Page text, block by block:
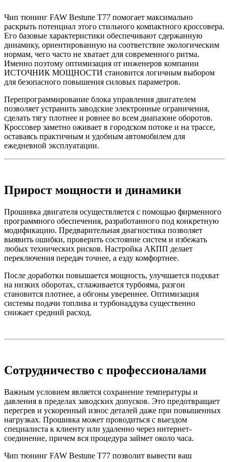
Чип тюнинг FAW Bestune T77 помогает максимально
раскрыть потенциал этого стильного компактного кроссовера.
Его базовые характеристики обеспечивают сдержанную
динамику, ориентированную на соответствие экологическим
нормам, чего часто не хватает для современного ритма.
Именно поэтому оптимизация от инженеров компании
ИСТОЧНИК МОЩНОСТИ становится логичным выбором
для безопасного повышения силовых параметров.
Перепрограммирование блока управления двигателем
позволяет устранить заводские электронные ограничения,
сделать тягу плотнее и ровнее во всем диапазоне оборотов.
Кроссовер заметно оживает в городском потоке и на трассе,
оставаясь практичным и удобным автомобилем для
ежедневной эксплуатации.
Прирост мощности и динамики
Прошивка двигателя осуществляется с помощью фирменного
программного обеспечения, разработанного под конкретную
модификацию. Предварительная диагностика позволяет
выявить ошибки, проверить состояние систем и избежать
любых технических рисков. Настройка АКПП делает
переключения передач точнее, а езду комфортнее.
После доработки повышается мощность, улучшается подхват
на низких оборотах, сглаживается турбояма, разгон
становится плотнее, а обгоны увереннее. Оптимизация
системы подачи топлива и турбонаддува существенно
снижает средний расход.
Сотрудничество с профессионалами
Важным условием является сохранение температуры и
давления в пределах заводских допусков. Это предотвращает
перегрев и ускоренный износ деталей даже при повышенных
нагрузках. Прошивка может проводиться с выездом
специалиста к клиенту или удаленно через интернет-
соединение, причем вся процедура займет около часа.
Чип тюнинг FAW Bestune T77 позволит вывести ваш